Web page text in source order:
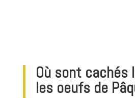
Où sont cachés
les oeufs de